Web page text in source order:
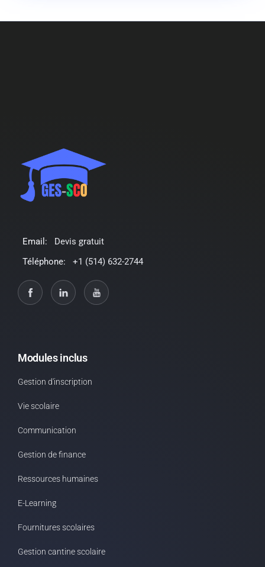
Email:
Devis gratuit
Téléphone:
+1 (514) 632-2744
Modules inclus
Gestion d'inscription
Vie scolaire
Communication
Gestion de finance
Ressources humaines
E-Learning
Fournitures scolaires
Gestion cantine scolaire